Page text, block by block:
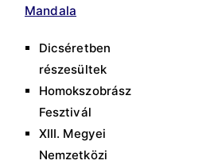
Mandala
Dicséretben
részesültek
Homokszobrász
Fesztivál
XIII. Megyei
Nemzetközi